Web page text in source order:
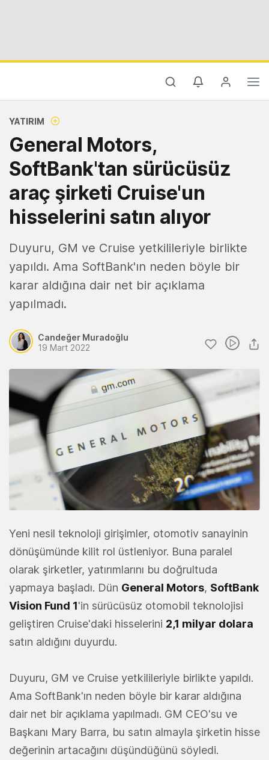
YATIRIM
General Motors,
SoftBank'tan sürücüsüz
araç şirketi Cruise'un
hisselerini satın alıyor
Duyuru, GM ve Cruise yetkilileriyle birlikte
yapıldı. Ama SoftBank'ın neden böyle bir
karar aldığına dair net bir açıklama
yapılmadı.
Candeğer Muradoğlu
19 Mart 2022
Yeni nesil teknoloji girişimler, otomotiv sanayinin
dönüşümünde kilit rol üstleniyor. Buna paralel
olarak şirketler, yatırımlarını bu doğrultuda
yapmaya başladı. Dün General Motors, SoftBank
Vision Fund 1'in sürücüsüz otomobil teknolojisi
geliştiren Cruise'daki hisselerini 2,1 milyar dolara
satın aldığını duyurdu.
Duyuru, GM ve Cruise yetkilileriyle birlikte yapıldı.
Ama SoftBank'ın neden böyle bir karar aldığına
dair net bir açıklama yapılmadı. GM CEO'su ve
Başkanı Mary Barra, bu satın almayla şirketin hisse
değerinin artacağını düşündüğünü söyledi.